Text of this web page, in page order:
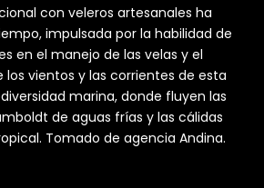
con veleros artesanales ha
impulsada por la habilidad de
en el manejo de las velas y el
vientos y las corrientes de esta
marina, donde fluyen las
de aguas frías y las cálidas
Tomado de agencia Andina.